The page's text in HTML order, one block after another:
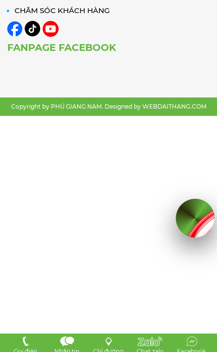
CHĂM SÓC KHÁCH HÀNG
FANPAGE FACEBOOK
Copyright by PHÚ GIANG NAM. Designed by WEBDAITHANG.COM